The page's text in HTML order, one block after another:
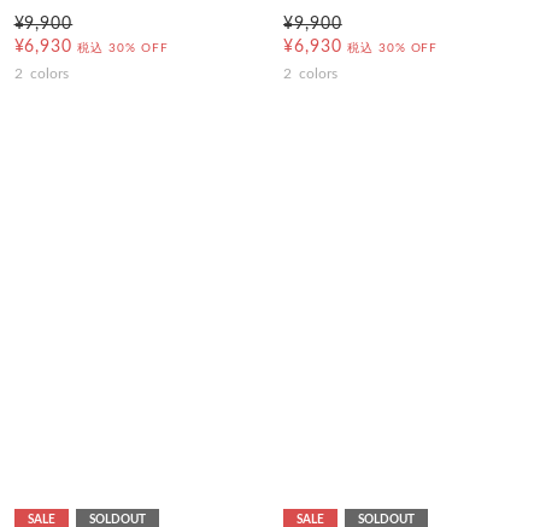
¥9,900
¥6,930 税込 30% OFF
2 colors
¥9,900
¥6,930 税込 30% OFF
2 colors
SALE SOLDOUT SALE SOLDOUT